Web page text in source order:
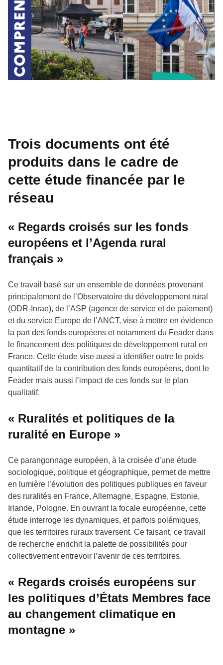
Trois documents ont été
produits dans le cadre de
cette étude financée par le
réseau
« Regards croisés sur les fonds
européens et l’Agenda rural
français »
Ce travail basé sur un ensemble de données provenant
principalement de l’Observatoire du développement rural
(ODR-Inrae), de l’ASP (agence de service et de paiement)
et du service Europe de l’ANCT, vise à mettre en évidence
la part des fonds européens et notamment du Feader dans
le financement des politiques de développement rural en
France. Cette étude vise aussi a identifier outre le poids
quantitatif de la contribution des fonds européens, dont le
Feader mais aussi l’impact de ces fonds sur le plan
qualitatif.
« Ruralités et politiques de la
ruralité en Europe »
Ce parangonnage européen, à la croisée d’une étude
sociologique, politique et géographique, permet de mettre
en lumière l’évolution des politiques publiques en faveur
des ruralités en France, Allemagne, Espagne, Estonie,
Irlande, Pologne. En ouvrant la focale européenne, cette
étude interroge les dynamiques, et parfois polémiques,
que les territoires ruraux traversent. Ce faisant, ce travail
de recherche enrichit la palette de possibilités pour
collectivement entrevoir l’avenir de ces territoires.
« Regards croisés européens sur
les politiques d’États Membres face
au changement climatique en
montagne »